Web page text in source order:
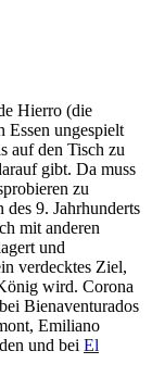
Hierro (die
Essen ungespielt
auf den Tisch zu
gibt. Da muss
zu
9. Jahrhunderts
mit anderen
und
verdecktes Ziel,
wird. Corona
Bienaventurados
Emiliano
und bei El